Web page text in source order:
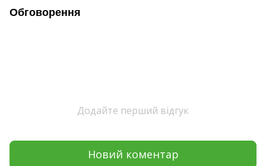
Обговорення
Додайте перший відгук
Новий коментар